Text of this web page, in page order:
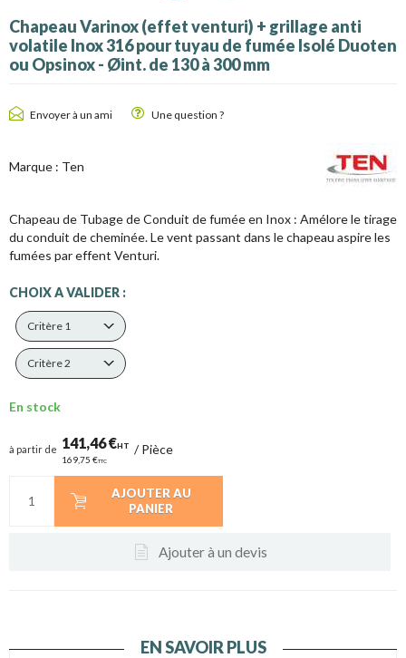
Chapeau Varinox (effet venturi) + grillage anti
volatile Inox 316 pour tuyau de fumée Isolé Duoten
ou Opsinox - Øint. de 130 à 300 mm
Envoyer à un ami Une question ?
Marque : Ten
Chapeau de Tubage de Conduit de fumée en Inox : Amélore le tirage
du conduit de cheminée. Le vent passant dans le chapeau aspire les
fumées par effent Venturi.
CHOIX A VALIDER :
Critère 1
Critère 2
En stock
à partir de 141,46 €HT
169,75 €TTC
/Pièce
AJOUTER AU
PANIER
Ajouter à un devis
EN SAVOIR PLUS